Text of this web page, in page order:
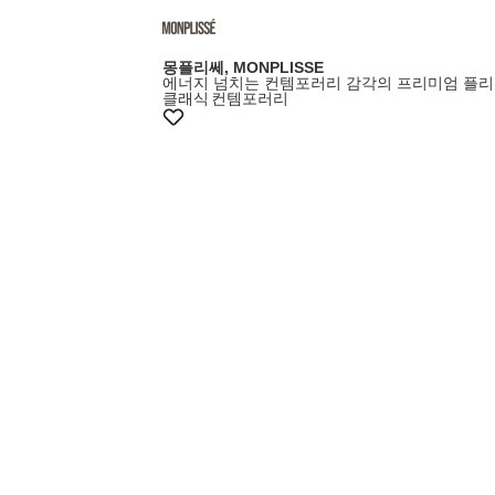
몽플리쎄, MONPLISSE
에너지 넘치는 컨템포러리 감각의 프리미엄 플
클래식 컨템포러리